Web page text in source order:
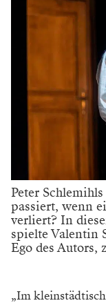
Peter
passiert, wenn
verliert? In
spielte Valentin
Ego des Autors,
„Im